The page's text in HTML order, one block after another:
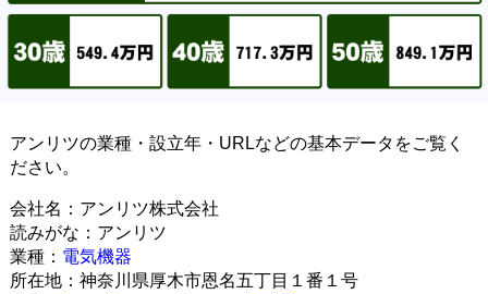
アンリツの業種・設立年・URLなどの基本データをご覧く
ださい。
会社名：アンリツ株式会社
読みがな：アンリツ
業種： 電気機器
所在地：神奈川県厚木市恩名五丁目１番１号